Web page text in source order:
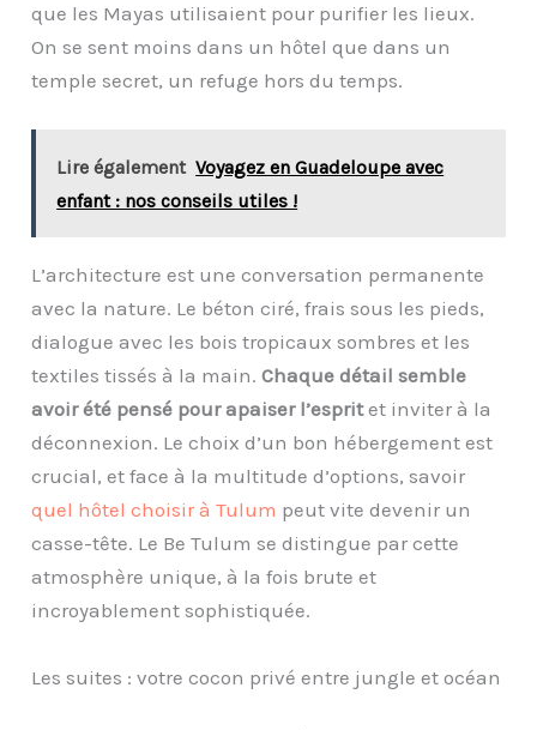
que les Mayas utilisaient pour purifier les lieux.
On se sent moins dans un hôtel que dans un
temple secret, un refuge hors du temps.
Lire également Voyagez en Guadeloupe avec
enfant : nos conseils utiles !
L’architecture est une conversation permanente
avec la nature. Le béton ciré, frais sous les pieds,
dialogue avec les bois tropicaux sombres et les
textiles tissés à la main.Chaque détail semble
avoir été pensé pour apaiser l’espritet inviter à la
déconnexion. Le choix d’un bon hébergement est
crucial, et face à la multitude d’options, savoir
quel hôtel choisir à Tulum peut vite devenir un
casse-tête. Le Be Tulum se distingue par cette
atmosphère unique, à la fois brute et
incroyablement sophistiquée.
Les suites : votre cocon privé entre jungle et océan